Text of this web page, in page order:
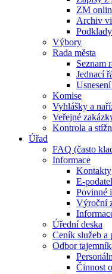
ZM
Archiv
Výbory
Rada města
Seznam
Jednací
Komise
Vyhlášky a
Veřejné
Kontrola a
Úřad
FAQ (často
Informace
Kontakty
E-
Povinné
Výroční
Úřední deska
Ceník služeb a
Odbor
Činnost